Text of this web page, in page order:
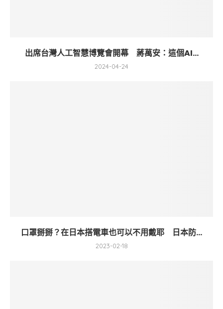
出席台灣人工智慧博覽會開幕 蔣萬安：這個AI...
2024-04-24
口罩掰掰？在日本搭電車也可以不用戴耶 日本防...
2023-02-18